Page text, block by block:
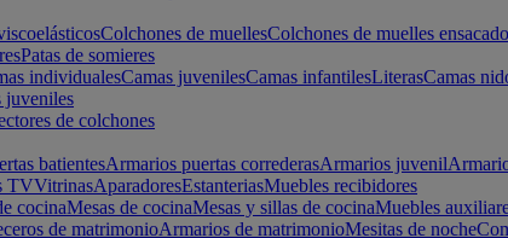
Colchones de muellesColchones de muelles
Patas de somieres
individualesCamas juvenilesCamas infantilesLiterasCamas
juveniles
de colchones
batientesArmarios puertas correderasArmarios juvenil
TVVitrinasAparadoresEstanteriasMuebles recibidores
cocinaMesas de cocinaMesas y sillas de cocinaMuebles
de matrimonioArmarios de matrimonioMesitas de noche